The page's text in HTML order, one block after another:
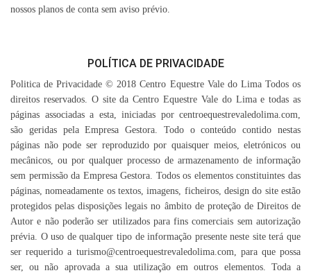
nossos planos de conta sem aviso prévio.
POLÍTICA DE PRIVACIDADE
Politica de Privacidade © 2018 Centro Equestre Vale do Lima Todos os
direitos reservados. O site da Centro Equestre Vale do Lima e todas as
páginas associadas a esta, iniciadas por centroequestrevaledolima.com,
são geridas pela Empresa Gestora. Todo o conteúdo contido nestas
páginas não pode ser reproduzido por quaisquer meios, eletrónicos ou
mecânicos, ou por qualquer processo de armazenamento de informação
sem permissão da Empresa Gestora. Todos os elementos constituintes das
páginas, nomeadamente os textos, imagens, ficheiros, design do site estão
protegidos pelas disposições legais no âmbito de proteção de Direitos de
Autor e não poderão ser utilizados para fins comerciais sem autorização
prévia. O uso de qualquer tipo de informação presente neste site terá que
ser requerido a turismo@centroequestrevaledolima.com, para que possa
ser, ou não aprovada a sua utilização em outros elementos. Toda a